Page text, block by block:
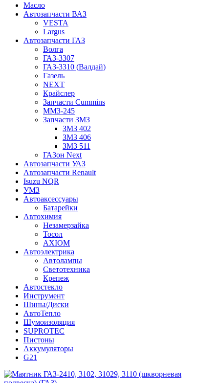
Масло
Автозапчасти ВАЗ
VESTA
Largus
Автозапчасти ГАЗ
Волга
ГАЗ-3307
ГАЗ-3310 (Валдай)
Газель
NEXT
Крайслер
Запчасти Cummins
ММЗ-245
Запчасти ЗМЗ
ЗМЗ 402
ЗМЗ 406
ЗМЗ 511
ГАЗон Next
Автозапчасти УАЗ
Автозапчасти Renault
Isuzu NQR
УМЗ
Автоаксессуары
Батарейки
Автохимия
Незамерзайка
Тосол
AXIOM
Автоэлектрика
Автолампы
Светотехника
Крепеж
Автостекло
Инструмент
Шины/Диски
АвтоТепло
Шумоизоляция
SUPROTEC
Пистоны
Аккумуляторы
G21